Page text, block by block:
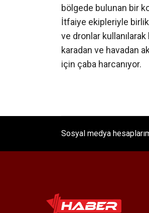
bölgede bulunan bir
İtfaiye ekipleriyle
ve dronlar kullanılarak
karadan ve havadan
için çaba harcanıyor.
Sosyal medya